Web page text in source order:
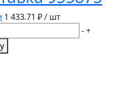
1 433.71 ₽ / шт
-+